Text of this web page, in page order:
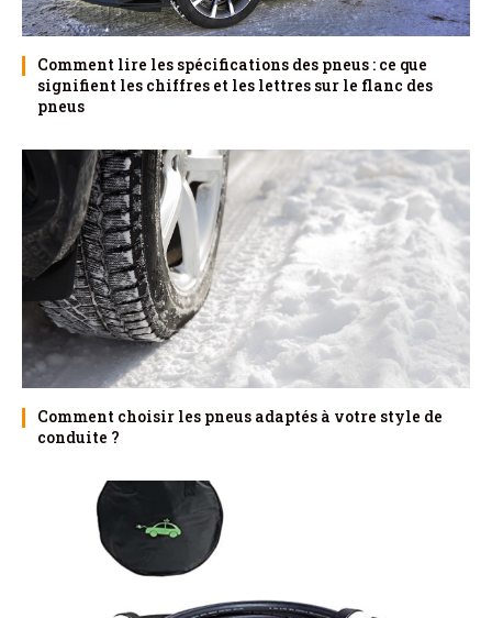
Comment lire les spécifications des pneus : ce que
signifient les chiffres et les lettres sur le flanc des
pneus
Comment choisir les pneus adaptés à votre style de
conduite ?